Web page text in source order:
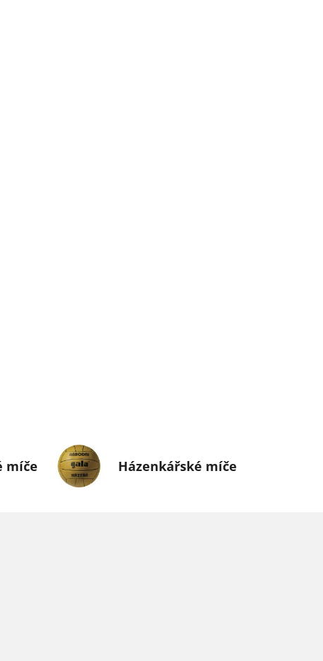
míče Házenkářské míče